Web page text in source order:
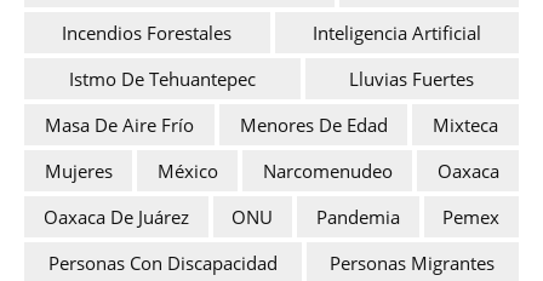
Incendios Forestales
Inteligencia Artificial
Istmo De Tehuantepec
Lluvias Fuertes
Masa De Aire Frío
Menores De Edad
Mixteca
Mujeres
México Narcomenudeo
Oaxaca
Oaxaca De Juárez
ONU Pandemia
Pemex
Personas Con Discapacidad
Personas Migrantes